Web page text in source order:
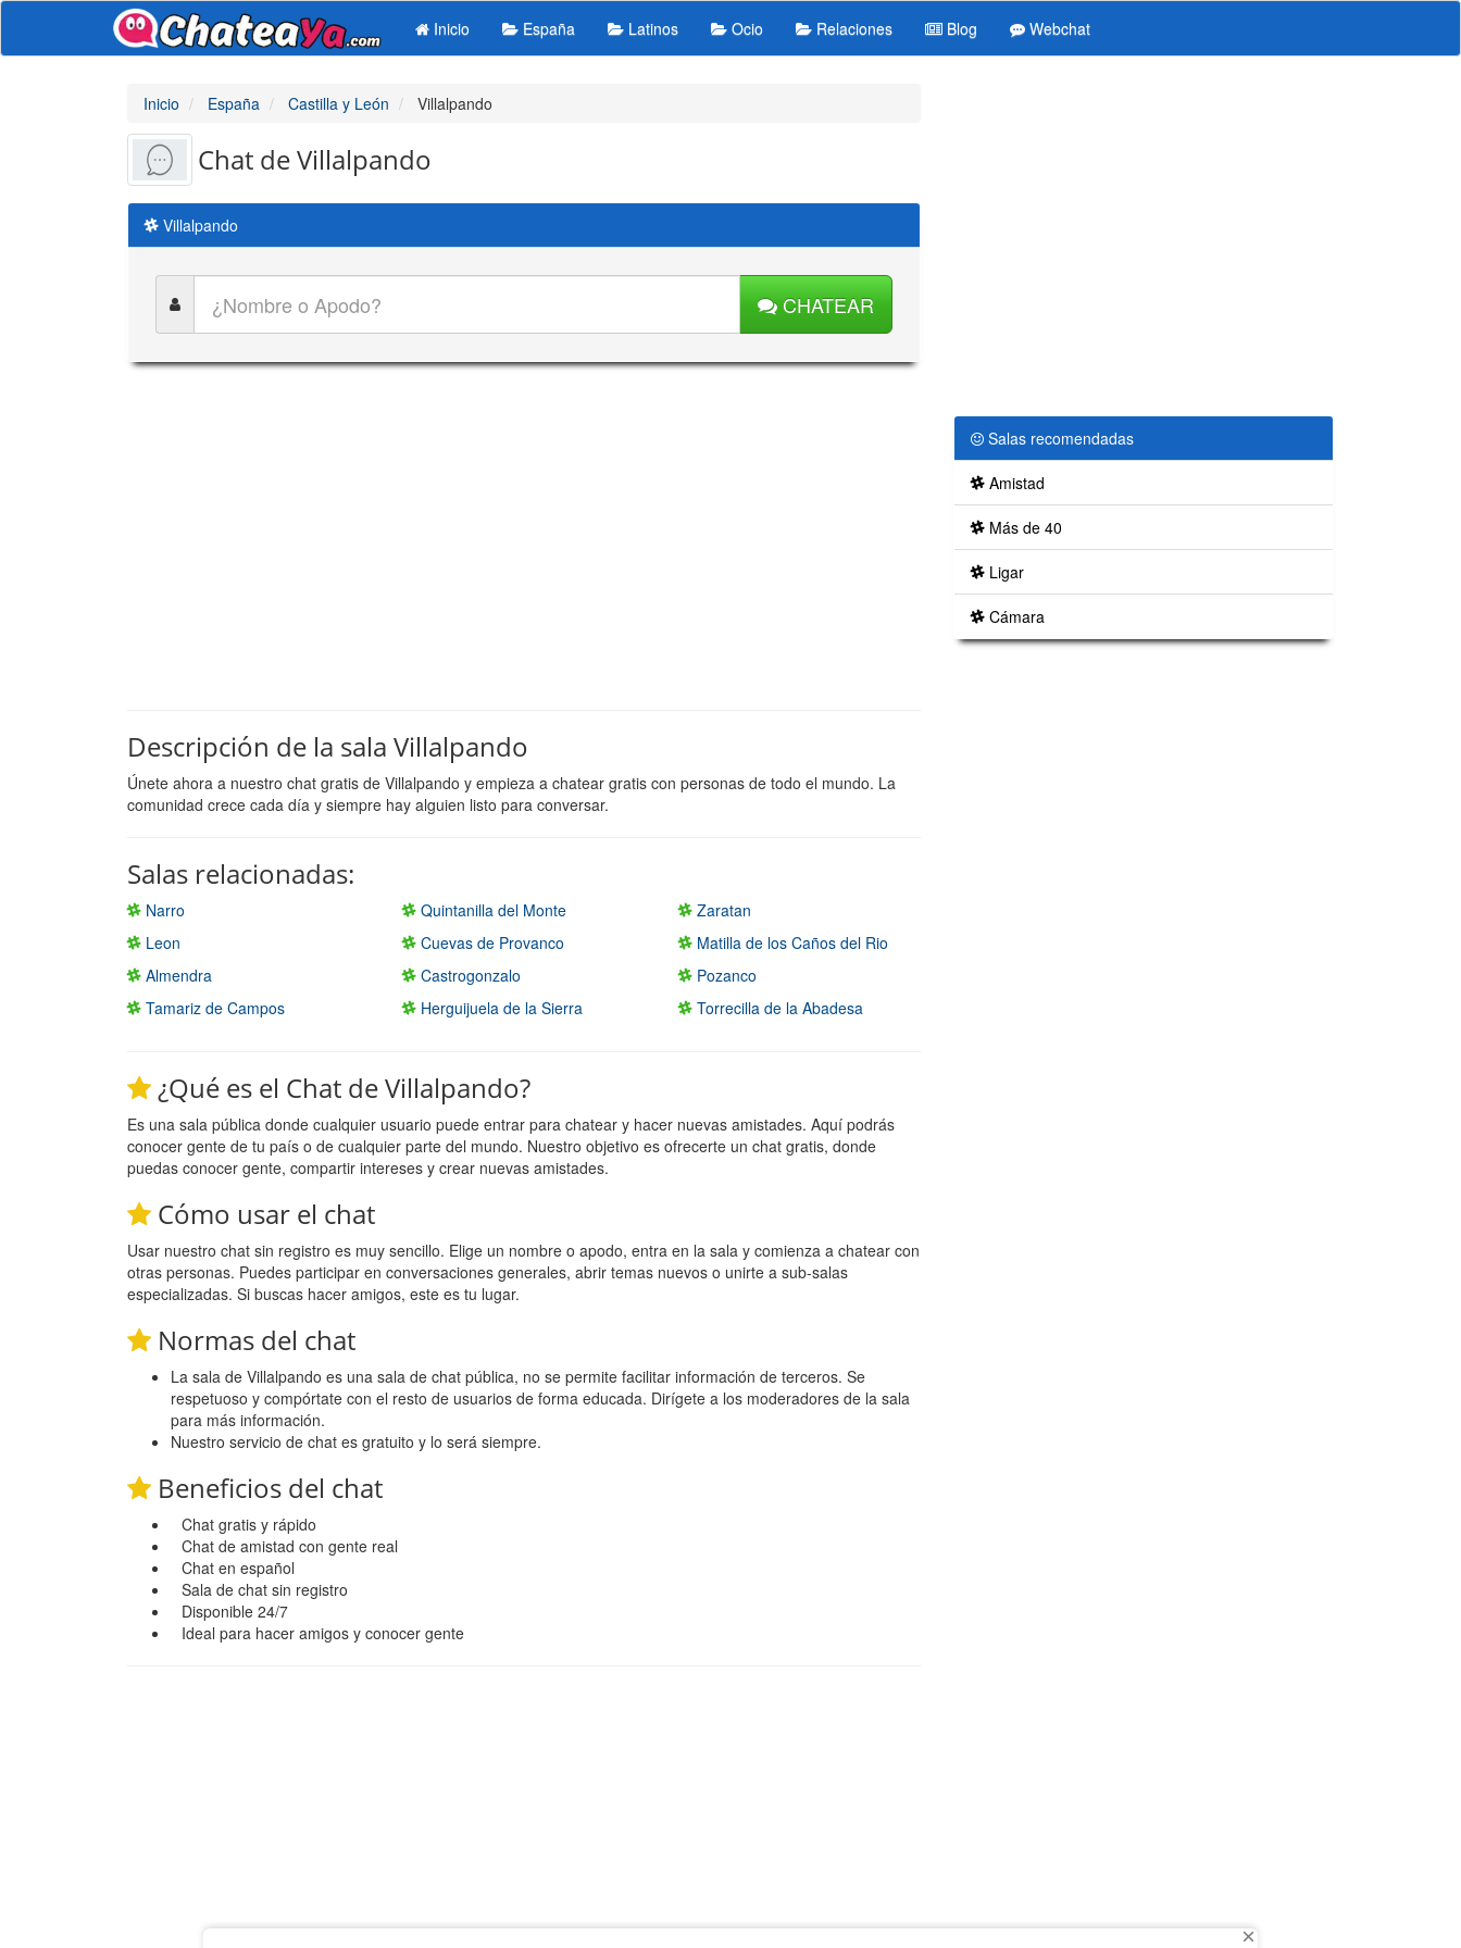
Inicio España Latinos Ocio Relaciones Blog Webchat
Inicio España Castilla y León Villalpando
Chat de Villalpando
Villalpando
CHATEAR
Descripción de la sala Villalpando
Únete ahora a nuestro chat gratis de Villalpando y empieza a chatear gratis con personas de todo el mundo. La
comunidad crece cada día y siempre hay alguien listo para conversar.
Salas relacionadas:
Narro Quintanilla del Monte
Zaratan
Leon
Cuevas de Provanco
Matilla de los Caños del Rio
Almendra
Castrogonzalo
Pozanco
Tamariz de Campos
Herguijuela de la Sierra Torrecilla de la Abadesa
¿Qué es el Chat de Villalpando?
Es una sala pública donde cualquier usuario puede entrar para chatear y hacer nuevas amistades. Aquí podrás
conocer gente de tu país o de cualquier parte del mundo. Nuestro objetivo es ofrecerte un chat gratis, donde
puedas conocer gente, compartir intereses y crear nuevas amistades.
Cómo usar el chat
Usar nuestro chat sin registro es muy sencillo. Elige un nombre o apodo, entra en la sala y comienza a chatear con
otras personas. Puedes participar en conversaciones generales, abrir temas nuevos o unirte a sub-salas
especializadas. Si buscas hacer amigos, este es tu lugar.
Normas del chat
La sala de Villalpando es una sala de chat pública, no se permite facilitar información de terceros. Se
respetuoso y compórtate con el resto de usuarios de forma educada. Dirígete a los moderadores de la sala
para más información.
Nuestro servicio de chat es gratuito y lo será siempre.
Beneficios del chat
Chat gratis y rápido
Chat de amistad con gente real
Chat en español
Sala de chat sin registro
Disponible 24/7
Ideal para hacer amigos y conocer gente
Salas recomendadas
Amistad
Más de 40
Ligar
Cámara